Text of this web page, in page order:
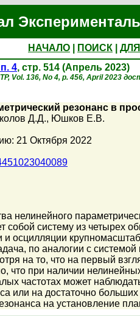
НАЧАЛО ПОИСК
4, стр. 514 (Апрель 2023)
Vol. 136, No 4, p. 456, April 2023
резонанс в
Д.Д., Юшков Е.В.
21 Октября 2022
нелинейного
собой систему из
и осцилляции
по аналогии с
на то, что на первый
что при наличии
частотах может
или на достаточно
на установление